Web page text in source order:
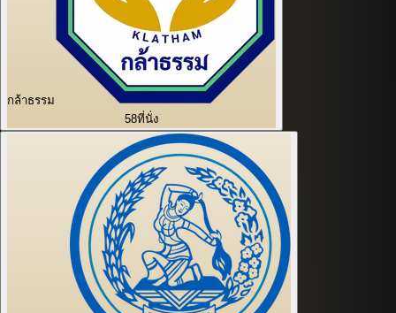
กล้าธรรม
58ที่นั่ง